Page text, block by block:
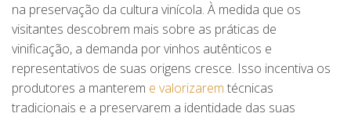
na preservação da cultura vinícola. À medida que os
visitantes descobrem mais sobre as práticas de
vinificação, a demanda por vinhos autênticos e
representativos de suas origens cresce. Isso incentiva os
produtores a manterem e valorizarem técnicas
tradicionais e a preservarem a identidade das suas